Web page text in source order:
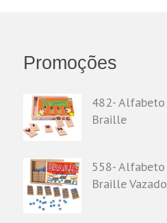
Promoções
482- Alfabeto
Braille
558- Alfabeto
Braille Vazado